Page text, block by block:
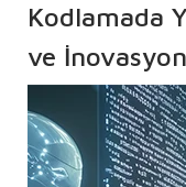
Kodlamada
ve